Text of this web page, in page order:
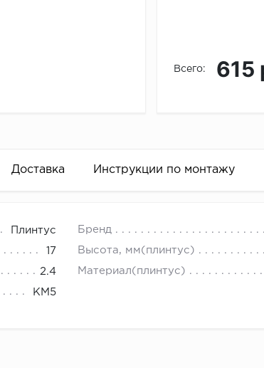
Всего: 615
Доставка Инструкции по монтажу
Плинтус Бренд
17 Высота, мм(плинтус)
2.4 Материал(плинтус)
КМ5